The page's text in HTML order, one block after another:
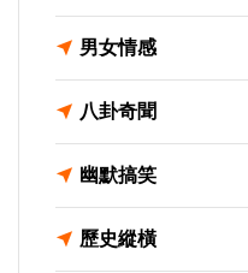
男女情感
八卦奇聞
幽默搞笑
歷史縱橫